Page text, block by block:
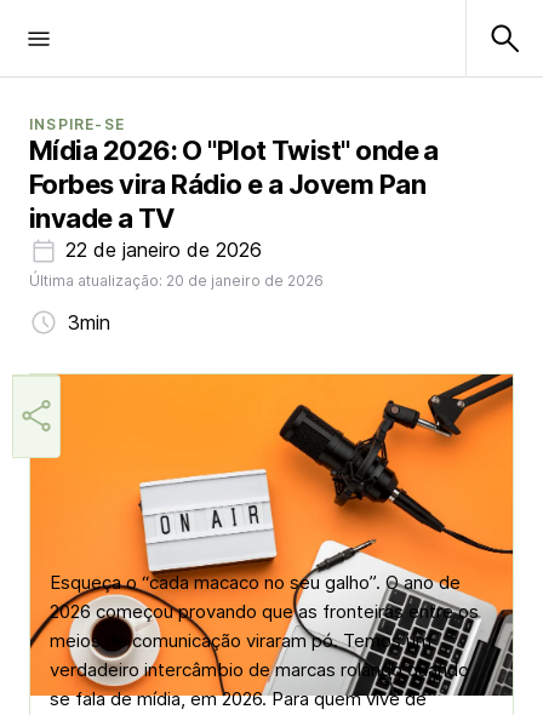
INSPIRE-SE
Mídia 2026: O "Plot Twist" onde a
Forbes vira Rádio e a Jovem Pan
invade a TV
22 de janeiro de 2026
Última atualização: 20 de janeiro de 2026
3min
Márcia Miranda
Esqueça o “cada macaco no seu galho”. O ano de
2026 começou provando que as fronteiras entre os
meios de comunicação viraram pó. Temos um
verdadeiro intercâmbio de marcas rolando quando
se fala de mídia, em 2026. Para quem vive de